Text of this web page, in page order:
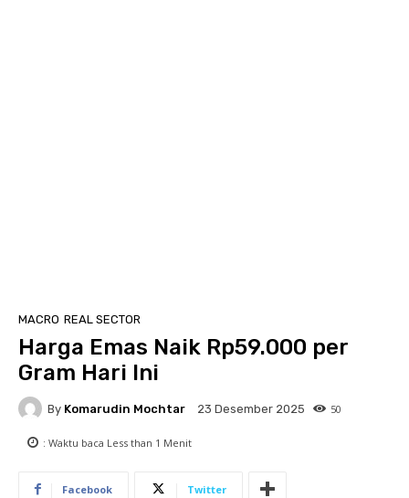
MACRO REAL SECTOR
Harga Emas Naik Rp59.000 per
Gram Hari Ini
By Komarudin Mochtar 23 Desember 2025 50
: Waktu baca Less than 1 Menit
Facebook Twitter